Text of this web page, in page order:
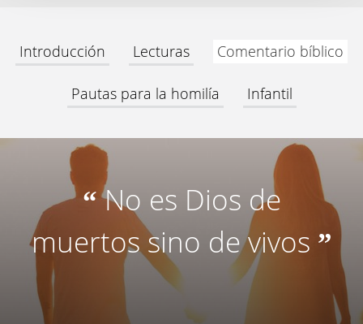
Introducción Lecturas Comentario bíblico
Pautas para la homilía Infantil
“No es Dios de
muertos sino de vivos ”